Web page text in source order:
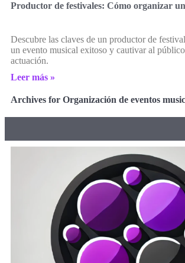
Productor de festivales: Cómo organizar
Descubre las claves de un productor de
un evento musical exitoso y cautivar al
actuación.
Leer más »
Archives for Organización de eventos